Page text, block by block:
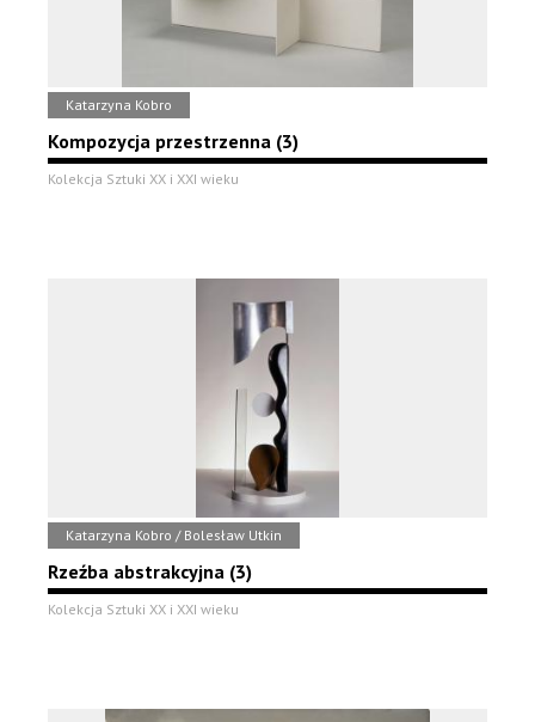
Katarzyna Kobro
Kompozycja przestrzenna (3)
Kolekcja Sztuki XX i XXI wieku
Katarzyna Kobro / Bolesław Utkin
Rzeźba abstrakcyjna (3)
Kolekcja Sztuki XX i XXI wieku